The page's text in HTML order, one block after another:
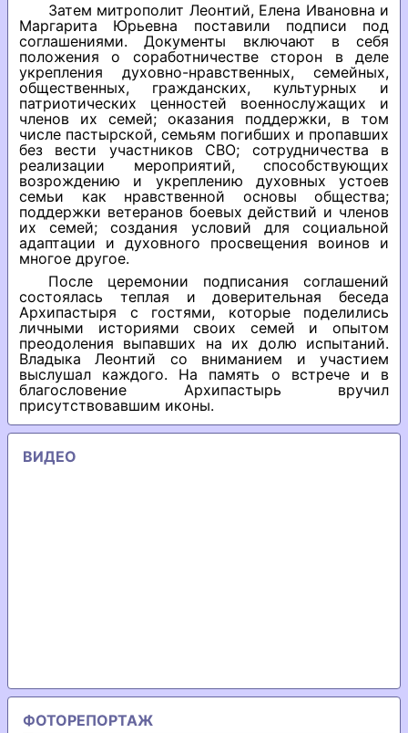
Затем митрополит Леонтий, Елена Ивановна и
Маргарита Юрьевна поставили подписи под
соглашениями. Документы включают в себя
положения о соработничестве сторон в деле
укрепления духовно-нравственных, семейных,
общественных, гражданских, культурных и
патриотических ценностей военнослужащих и
членов их семей; оказания поддержки, в том
числе пастырской, семьям погибших и пропавших
без вести участников СВО; сотрудничества в
реализации мероприятий, способствующих
возрождению и укреплению духовных устоев
семьи как нравственной основы общества;
поддержки ветеранов боевых действий и членов
их семей; создания условий для социальной
адаптации и духовного просвещения воинов и
многое другое.
После церемонии подписания соглашений
состоялась теплая и доверительная беседа
Архипастыря с гостями, которые поделились
личными историями своих семей и опытом
преодоления выпавших на их долю испытаний.
Владыка Леонтий со вниманием и участием
выслушал каждого. На память о встрече и в
благословение Архипастырь вручил
присутствовавшим иконы.
ВИДЕО
ФОТОРЕПОРТАЖ